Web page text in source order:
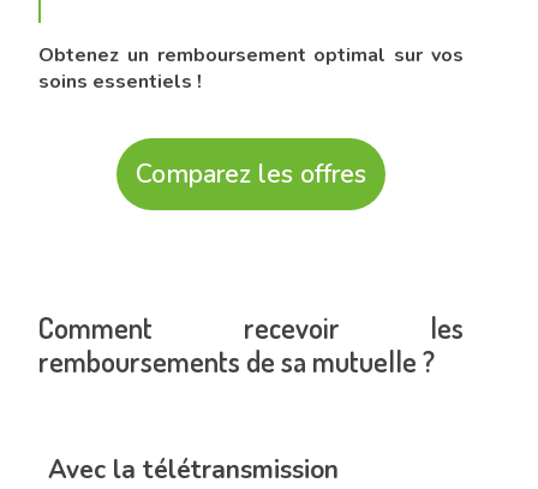
Obtenez un remboursement optimal sur vos
soins essentiels !
Comparez les offres
Comment recevoir les
remboursements de sa mutuelle ?
Avec la télétransmission